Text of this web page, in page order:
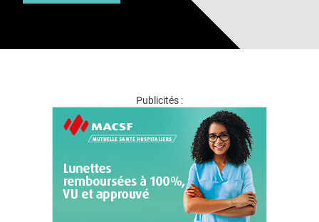
Publicités :